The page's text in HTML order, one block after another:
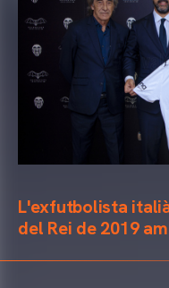
L'exfutbolista
del Rei de 2019